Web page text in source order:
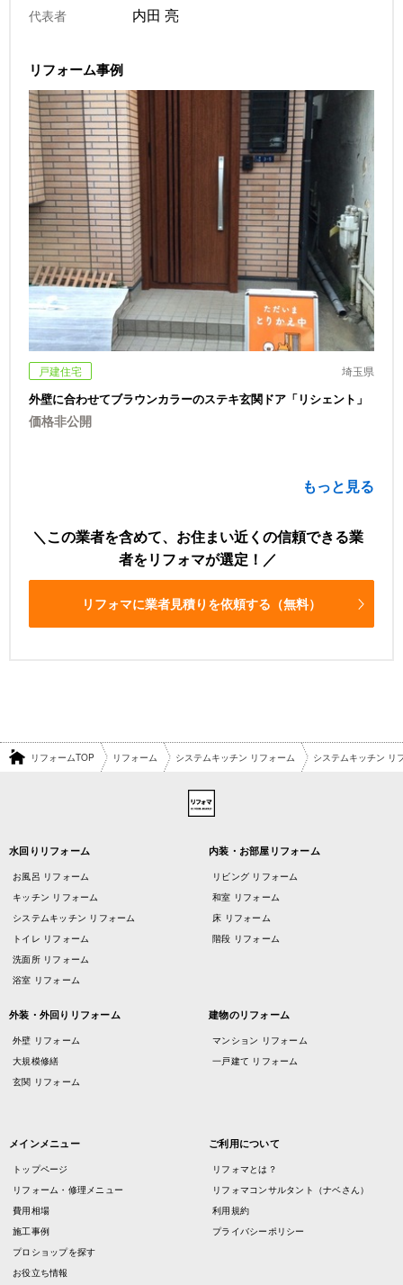
代表者 内田 亮
リフォーム事例
戸建住宅 埼玉県
外壁に合わせてブラウンカラーのステキ玄関ドア「リシェント」
価格非公開
もっと見る
この業者を含めて、お住まい近くの信頼できる業
者をリフォマが選定！
リフォマに業者見積りを依頼する（無料）
リフォームTOP リフォーム システムキッチン リフォーム システムキッチン リ
水回りリフォーム
お風呂 リフォーム
キッチン リフォーム
システムキッチン リフォーム
トイレ リフォーム
洗面所 リフォーム
浴室 リフォーム
内装・お部屋リフォーム
リビング リフォーム
和室 リフォーム
床 リフォーム
階段 リフォーム
外装・外回りリフォーム
外壁 リフォーム
大規模修繕
玄関 リフォーム
建物のリフォーム
マンション リフォーム
一戸建て リフォーム
メインメニュー
トップページ
リフォーム・修理メニュー
費用相場
施工事例
プロショップを探す
お役立ち情報
ご利用について
リフォマとは？
リフォマコンサルタント（ナベさん）
利用規約
プライバシーポリシー